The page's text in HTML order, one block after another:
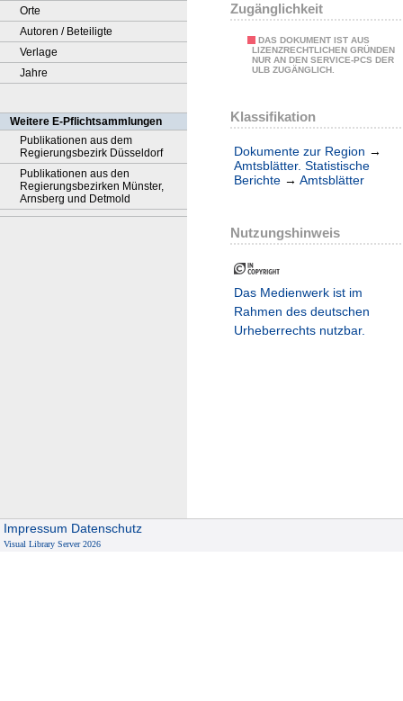
Orte
Autoren / Beteiligte
Verlage
Jahre
Weitere E-Pflichtsammlungen
Publikationen aus dem
Regierungsbezirk Düsseldorf
Publikationen aus den
Regierungsbezirken Münster,
Arnsberg und Detmold
Zugänglichkeit
DAS DOKUMENT IST AUS
LIZENZRECHTLICHEN GRÜNDEN
NUR AN DEN SERVICE-PCS DER
ULB ZUGÄNGLICH.
Klassifikation
Dokumente zur Region →
Amtsblätter. Statistische
Berichte → Amtsblätter
Nutzungshinweis
Das Medienwerk ist im
Rahmen des deutschen
Urheberrechts nutzbar.
Impressum Datenschutz
Visual Library Server 2026